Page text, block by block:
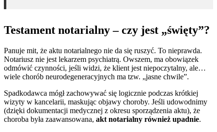
Testament notarialny – czy jest „święty”?
Panuje mit, że aktu notarialnego nie da się ruszyć. To nieprawda.
Notariusz nie jest lekarzem psychiatrą. Owszem, ma obowiązek
odmówić czynności, jeśli widzi, że klient jest niepoczytalny, ale…
wiele chorób neurodegeneracyjnych ma tzw. „jasne chwile”.
Spadkodawca mógł zachowywać się logicznie podczas krótkiej
wizyty w kancelarii, maskując objawy choroby. Jeśli udowodnimy
(dzięki dokumentacji medycznej z okresu sporządzenia aktu), że
choroba była zaawansowana, akt notarialny również upadnie.